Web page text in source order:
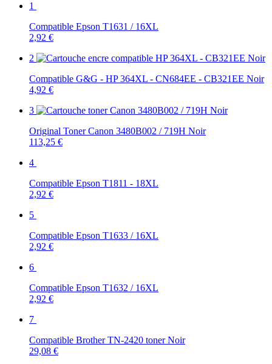
1
Compatible Epson T1631 / 16XL
2,92 €
2
Compatible G&G - HP 364XL - CN684EE - CB321EE Noir
4,92 €
3
Original Toner Canon 3480B002 / 719H Noir
113,25 €
4
Compatible Epson T1811 - 18XL
2,92 €
5
Compatible Epson T1633 / 16XL
2,92 €
6
Compatible Epson T1632 / 16XL
2,92 €
7
Compatible Brother TN-2420 toner Noir
29,08 €